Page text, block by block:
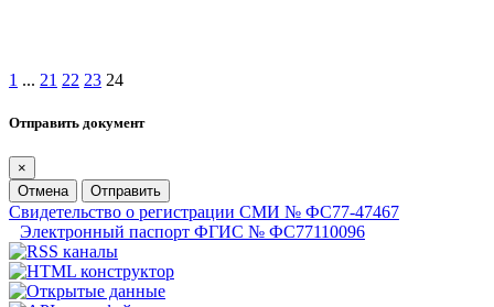
1 ... 21 22 23 24
Отправить документ
×
Отмена
Отправить
Свидетельство о регистрации СМИ № ФС77-47467
Электронный паспорт ФГИС № ФС77110096